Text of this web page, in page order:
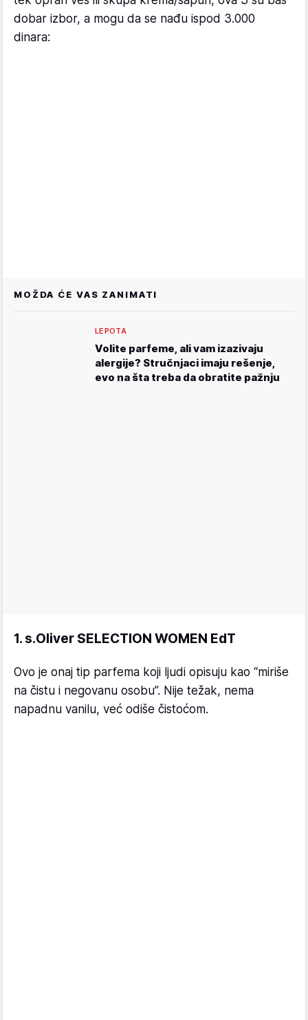
dobar izbor, a mogu da se nađu ispod 3.000
dinara:
MOŽDA ĆE VAS ZANIMATI
LEPOTA
Volite parfeme, ali vam izazivaju
alergije? Stručnjaci imaju rešenje,
evo na šta treba da obratite pažnju
1. s.Oliver SELECTION WOMEN EdT
Ovo je onaj tip parfema koji ljudi opisuju kao “miriše
na čistu i negovanu osobu”. Nije težak, nema
napadnu vanilu, već odiše čistoćom.